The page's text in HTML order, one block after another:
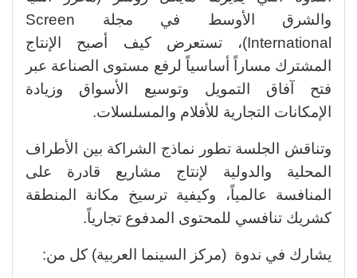
والشرق الأوسط في مجلة Screen
International)، تستعرض كيف أصبح الإنتاج
المشترك مساراً أساسياً لرفع مستوى الصناعة عبر
فتح آفاق التمويل وتوسيع الأسواق وزيادة
الإمكانات التجارية للأفلام والمسلسلات.
وتناقش الجلسة تطور نماذج الشراكة بين الأطراف
المحلية والدولية لإنتاج مشاريع قادرة على
المنافسة عالمياً، وكيفية ترسيخ مكانة المنطقة
كشريك تنافسي للمحتوى المدفوع تجارياً.
يشارك في ندوة (مركز السينما العربية) كل من: